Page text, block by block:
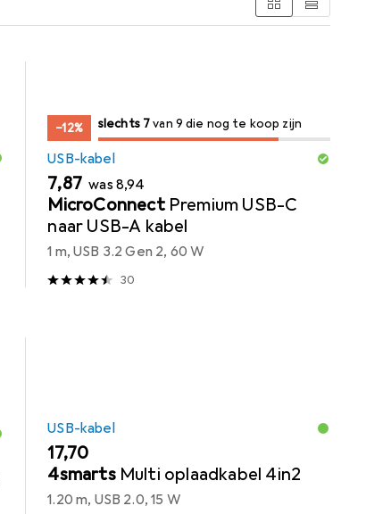
−12% 7/ 9
7/ 9 te koop zijn
slechts 7van 9 die nog te koop zijn
USB-kabel
EUR
7,87 wasEUR
8,94
MicroConnect Premium USB-C
naar USB-A kabel
1 m, USB 3.2 Gen 2, 60 W
30
USB-kabel
EUR
17,70
4smarts Multi oplaadkabel 4in2
1.20 m, USB 2.0, 15 W